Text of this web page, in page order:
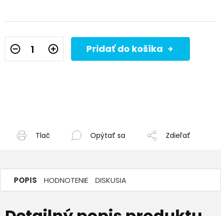
Pridať do košíka
Tlač Opýtať sa Zdieľať
POPIS HODNOTENIE DISKUSIA